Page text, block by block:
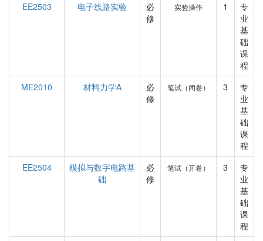
EE2503
电子线路实验
必
修
实验操作 1
专
业
基
础
课
程
ME2010
材料力学A
必
修
笔试（闭卷） 3
专
业
基
础
课
程
EE2504
模拟与数字电路基
础
必
修
笔试（开卷） 3
专
业
基
础
课
程